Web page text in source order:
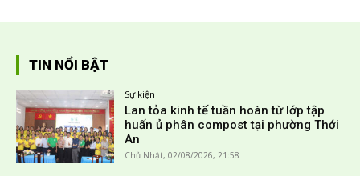
TIN NỔI BẬT
Sự kiện
Lan tỏa kinh tế tuần hoàn từ lớp tập
huấn ủ phân compost tại phường Thới
An
Chủ Nhật, 02/08/2026, 21:58